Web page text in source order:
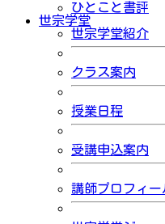
ひとこと書評
世宗学堂
世宗学堂紹介
クラス案内
授業日程
受講申込案内
講師プロフィー